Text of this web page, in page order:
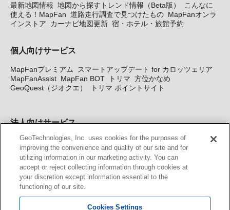
最新地図情報 地図から探すトレンド情報（Beta版）
こんなに
使える！MapFan 道路走行調査で見つけたもの MapFanオンラ
インストア
カーナビ地図更新 宿・ホテル・旅館予約
個人向けサービス
MapFanプレミアム
スマートアップデート for カロッツェリア
MapFanAssist MapFan BOT トリマ 方位かなめ
GeoQuest（ジオクエ）
トリマ ポイントサイト
法人向けサービス
法人向け地図・位置情報サービス WEBサイト・システム向け地
図API Windows PC向け地図開発キット MapFan DB 住所確認
サービス
MAP WORLD+ トリマ広告 Geo-Research
カーナビ地図更新サービス
GeoTechnologies, Inc. uses cookies for the purposes of
improving the convenience and quality of our site and for
utilizing information in our marketing activity. You can
accept or reject collecting information through cookies at
your discretion except information essential to the
functioning of our site.
Cookies Settings